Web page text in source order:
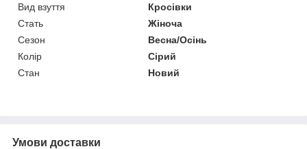
Вид взуття
Кросівки
Стать
Жіноча
Сезон
Весна/Осінь
Колір
Сірий
Стан
Новий
Умови доставки